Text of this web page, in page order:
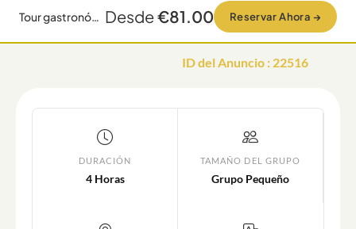
Tour gastronómico a pie por Oporto: 10 degustaciones en restaurantes locales Desde€81.00 Reservar Ahora →
ID del Anuncio : 22516
DURACIÓN
4 Horas
TAMAÑO DEL GRUPO
Grupo Pequeño